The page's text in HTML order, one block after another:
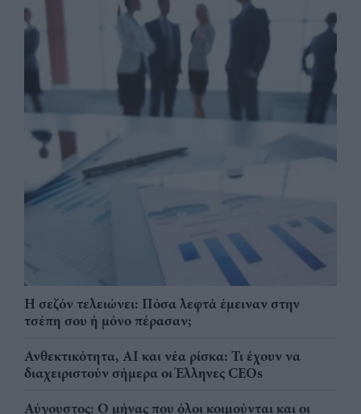
Η σεζόν τελειώνει: Πόσα λεφτά έμειναν στην
τσέπη σου ή μόνο πέρασαν;
Ανθεκτικότητα, AI και νέα ρίσκα: Τι έχουν να
διαχειριστούν σήμερα οι Έλληνες CEOs
Αύγουστος: Ο μήνας που όλοι κοιμούνται και οι